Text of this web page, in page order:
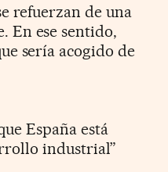
refuerzan de una
En ese sentido,
sería acogido de
España está
industrial”